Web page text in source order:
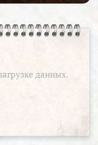
данных.